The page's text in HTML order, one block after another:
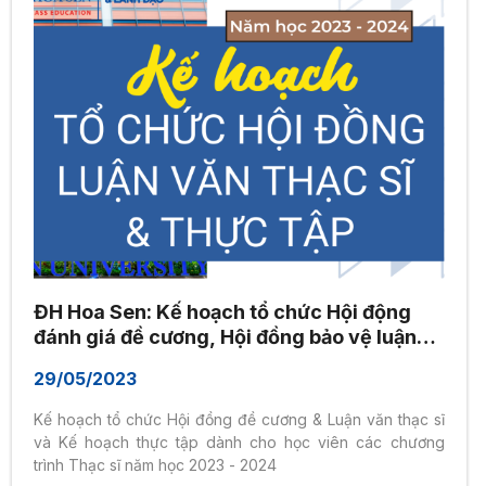
ĐH Hoa Sen: Kế hoạch tổ chức Hội động
đánh giá đề cương, Hội đồng bảo vệ luận
sĩ 2023-2024
29/05/2023
Kế hoạch tổ chức Hội đồng đề cương & Luận văn thạc sĩ
và Kế hoạch thực tập dành cho học viên các chương
trình Thạc sĩ năm học 2023 - 2024